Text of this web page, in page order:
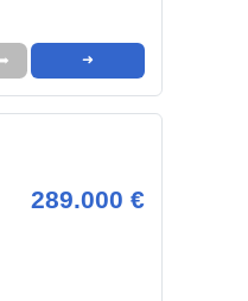
➜
289.000 €